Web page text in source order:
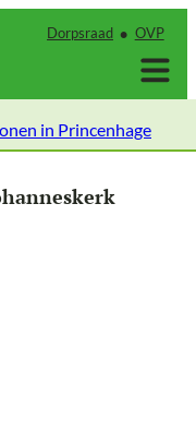
Dorpsraad OVP
in Princenhage